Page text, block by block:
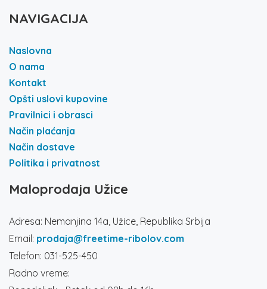
NAVIGACIJA
Naslovna
O nama
Kontakt
Opšti uslovi kupovine
Pravilnici i obrasci
Način plaćanja
Način dostave
Politika i privatnost
Maloprodaja Užice
Adresa: Nemanjina 14a, Užice, Republika Srbija
Email: prodaja@freetime-ribolov.com
Telefon: 031-525-450
Radno vreme: